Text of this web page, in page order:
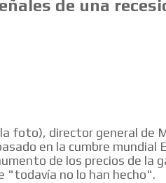
de una
foto), director general de
en la cumbre mundial
de los precios de la
"todavía no lo han hecho".